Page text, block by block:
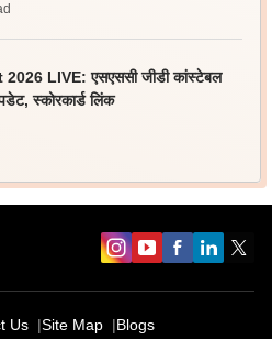
LIVE: एसएससी जीडी कांस्टेबल
स्कोरकार्ड लिंक
Us Site Map Blogs